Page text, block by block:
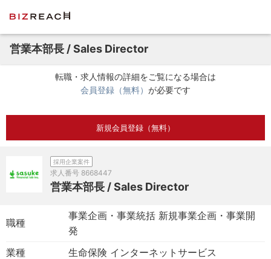
営業本部長 / Sales Director
転職・求人情報の詳細をご覧になる場合は
会員登録（無料） が必要です
新規会員登録（無料）
採用企業案件
求人番号 8668447
営業本部長 / Sales Director
職種
事業企画・事業統括 新規事業企画・事業開
発
業種
生命保険 インターネットサービス